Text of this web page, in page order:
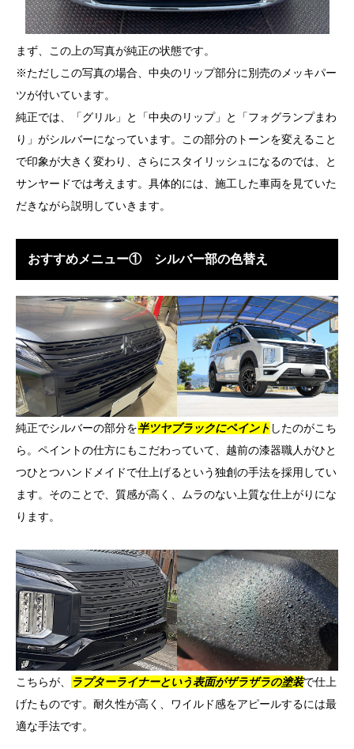
まず、この上の写真が純正の状態です。
※ただしこの写真の場合、中央のリップ部分に別売のメッキパー
ツが付いています。
純正では、「グリル」と「中央のリップ」と「フォグランプまわ
り」がシルバーになっています。この部分のトーンを変えること
で印象が大きく変わり、さらにスタイリッシュになるのでは、と
サンヤードでは考えます。具体的には、施工した車両を見ていた
だきながら説明していきます。
おすすめメニュー① シルバー部の色替え
純正でシルバーの部分を半ツヤブラックにペイント したのがこち
ら。ペイントの仕方にもこだわっていて、越前の漆器職人がひと
つひとつハンドメイドで仕上げるという独創の手法を採用してい
ます。そのことで、質感が高く、ムラのない上質な仕上がりにな
ります。
こちらが、 ラプターライナーという表面がザラザラの塗装で仕上
げたものです。耐久性が高く、ワイルド感をアピールするには最
適な手法です。